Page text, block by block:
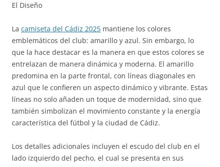
El Diseño
La camiseta del Cádiz 2025 mantiene los colores
emblemáticos del club: amarillo y azul. Sin embargo, lo
que la hace destacar es la manera en que estos colores se
entrelazan de manera dinámica y moderna. El amarillo
predomina en la parte frontal, con líneas diagonales en
azul que le confieren un aspecto dinámico y vibrante. Estas
líneas no solo añaden un toque de modernidad, sino que
también simbolizan el movimiento constante y la energía
característica del fútbol y la ciudad de Cádiz.
Los detalles adicionales incluyen el escudo del club en el
lado izquierdo del pecho, el cual se presenta en sus